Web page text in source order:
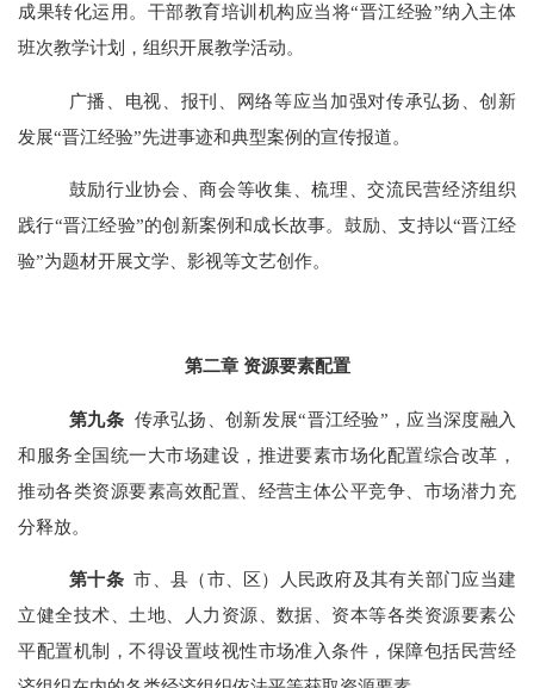
成果转化运用。干部教育培训机构应当将“晋江经验”纳入主体
班次教学计划，组织开展教学活动。
广播、电视、报刊、网络等应当加强对传承弘扬、创新
发展“晋江经验”先进事迹和典型案例的宣传报道。
鼓励行业协会、商会等收集、梳理、交流民营经济组织
践行“晋江经验”的创新案例和成长故事。鼓励、支持以“晋江经
验”为题材开展文学、影视等文艺创作。
第二章 资源要素配置
第九条 传承弘扬、创新发展“晋江经验”，应当深度融入
和服务全国统一大市场建设，推进要素市场化配置综合改革，
推动各类资源要素高效配置、经营主体公平竞争、市场潜力充
分释放。
第十条市、县（市、区）人民政府及其有关部门应当建
立健全技术、土地、人力资源、数据、资本等各类资源要素公
平配置机制，不得设置歧视性市场准入条件，保障包括民营经